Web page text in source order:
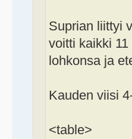
Suprian liittyi
voitti kaikki
lohkonsa ja
Kauden viisi
<table>